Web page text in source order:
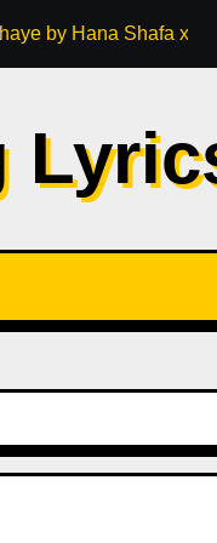
by Hana Shafa x